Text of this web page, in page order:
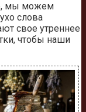
мы можем
слова
свое утреннее
чтобы наши